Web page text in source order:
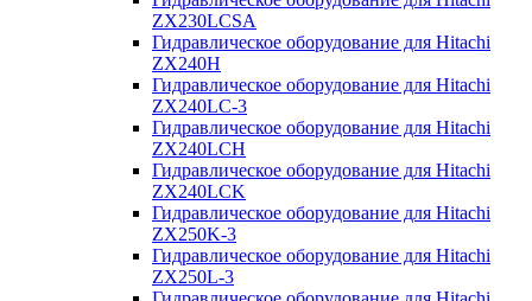
ZX230LCSA
Гидравлическое оборудование для Hitachi
ZX240H
Гидравлическое оборудование для Hitachi
ZX240LC-3
Гидравлическое оборудование для Hitachi
ZX240LCH
Гидравлическое оборудование для Hitachi
ZX240LCK
Гидравлическое оборудование для Hitachi
ZX250K-3
Гидравлическое оборудование для Hitachi
ZX250L-3